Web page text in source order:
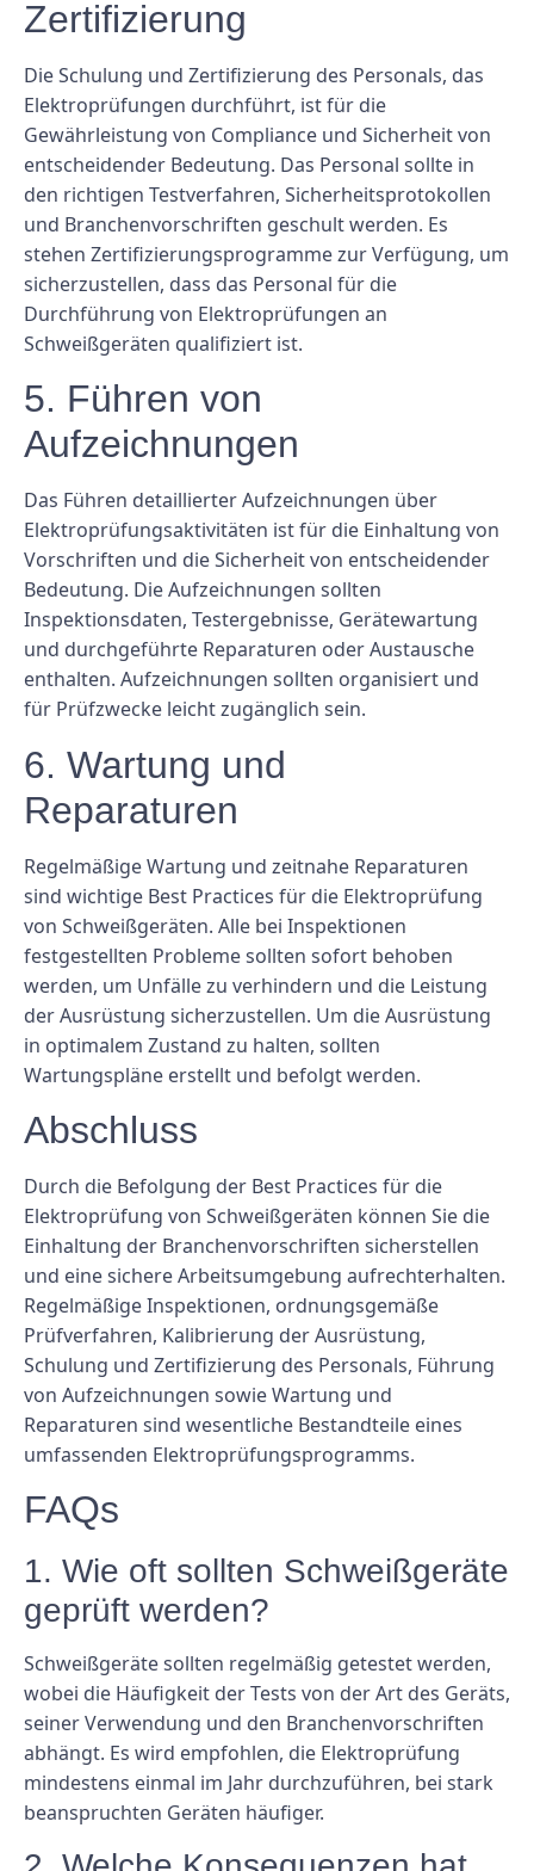
Zertifizierung
Die Schulung und Zertifizierung des Personals, das
Elektroprüfungen durchführt, ist für die
Gewährleistung von Compliance und Sicherheit von
entscheidender Bedeutung. Das Personal sollte in
den richtigen Testverfahren, Sicherheitsprotokollen
und Branchenvorschriften geschult werden. Es
stehen Zertifizierungsprogramme zur Verfügung, um
sicherzustellen, dass das Personal für die
Durchführung von Elektroprüfungen an
Schweißgeräten qualifiziert ist.
5. Führen von
Aufzeichnungen
Das Führen detaillierter Aufzeichnungen über
Elektroprüfungsaktivitäten ist für die Einhaltung von
Vorschriften und die Sicherheit von entscheidender
Bedeutung. Die Aufzeichnungen sollten
Inspektionsdaten, Testergebnisse, Gerätewartung
und durchgeführte Reparaturen oder Austausche
enthalten. Aufzeichnungen sollten organisiert und
für Prüfzwecke leicht zugänglich sein.
6. Wartung und
Reparaturen
Regelmäßige Wartung und zeitnahe Reparaturen
sind wichtige Best Practices für die Elektroprüfung
von Schweißgeräten. Alle bei Inspektionen
festgestellten Probleme sollten sofort behoben
werden, um Unfälle zu verhindern und die Leistung
der Ausrüstung sicherzustellen. Um die Ausrüstung
in optimalem Zustand zu halten, sollten
Wartungspläne erstellt und befolgt werden.
Abschluss
Durch die Befolgung der Best Practices für die
Elektroprüfung von Schweißgeräten können Sie die
Einhaltung der Branchenvorschriften sicherstellen
und eine sichere Arbeitsumgebung aufrechterhalten.
Regelmäßige Inspektionen, ordnungsgemäße
Prüfverfahren, Kalibrierung der Ausrüstung,
Schulung und Zertifizierung des Personals, Führung
von Aufzeichnungen sowie Wartung und
Reparaturen sind wesentliche Bestandteile eines
umfassenden Elektroprüfungsprogramms.
FAQs
1. Wie oft sollten Schweißgeräte
geprüft werden?
Schweißgeräte sollten regelmäßig getestet werden,
wobei die Häufigkeit der Tests von der Art des Geräts,
seiner Verwendung und den Branchenvorschriften
abhängt. Es wird empfohlen, die Elektroprüfung
mindestens einmal im Jahr durchzuführen, bei stark
beanspruchten Geräten häufiger.